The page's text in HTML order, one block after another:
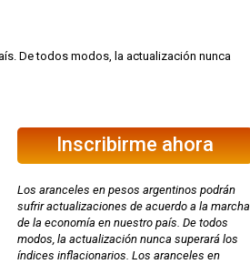
De todos modos, la actualización nunca
Inscribirme ahora
Los aranceles en pesos argentinos podrán
sufrir actualizaciones de acuerdo a la marcha
de la economía en nuestro país. De todos
modos, la actualización nunca superará los
índices inflacionarios. Los aranceles en